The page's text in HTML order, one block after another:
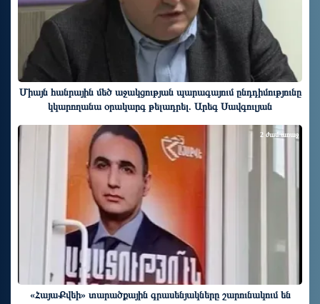
Միայն հանրային մեծ աջակցության պարագայում ընդդիմությունը
կկարողանա օրակարգ թելադրել. Արեգ Սավգուլյան
«ՀայաՔվեի» տարածքային գրասենյակները շարունակում են
2 ժամ առաջ